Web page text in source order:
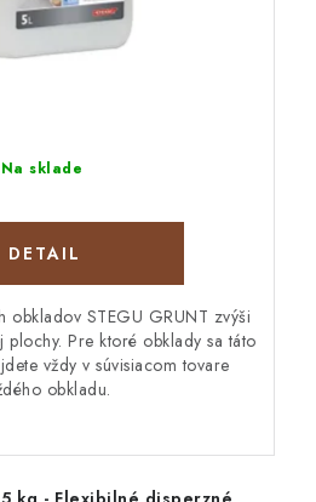
Na sklade
DETAIL
obkladov STEGU GRUNT zvýši
Pre ktoré obklady sa táto
vždy v súvisiacom tovare
obkladu.